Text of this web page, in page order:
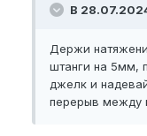
В
Держи
штанги на 5мм,
джелк и
перерыв между